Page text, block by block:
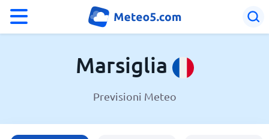
Francia
Marsiglia
Previsioni Meteo